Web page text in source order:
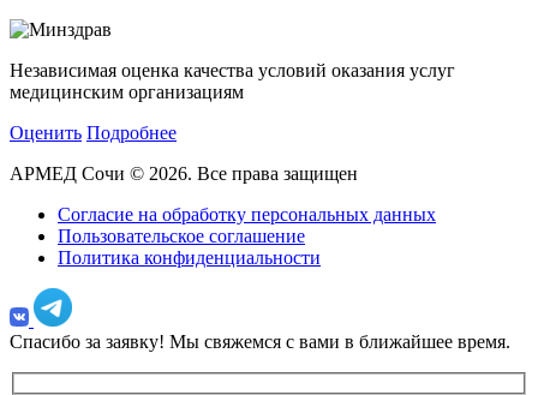
Независимая оценка качества условий оказания услуг
медицинским организациям
Оценить Подробнее
АРМЕД Сочи © 2026. Все права защищен
Согласие на обработку персональных данных
Пользовательское соглашение
Политика конфиденциальности
Спасибо за заявку! Мы свяжемся с вами в ближайшее время.